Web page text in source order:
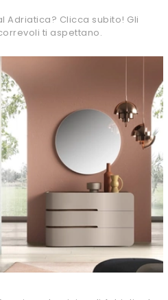
Adriatica? Clicca subito! Gli
ti aspettano.